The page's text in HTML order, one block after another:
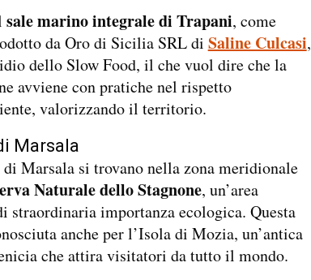
sale marino integrale di Trapani, come
da Oro di Sicilia SRL di Saline Culcasi,
dello Slow Food, il che vuol dire che la
avviene con pratiche nel rispetto
valorizzando il territorio.
Marsala
Marsala si trovano nella zona meridionale
Naturale dello Stagnone, un’area
straordinaria importanza ecologica. Questa
anche per l’Isola di Mozia, un’antica
che attira visitatori da tutto il mondo.